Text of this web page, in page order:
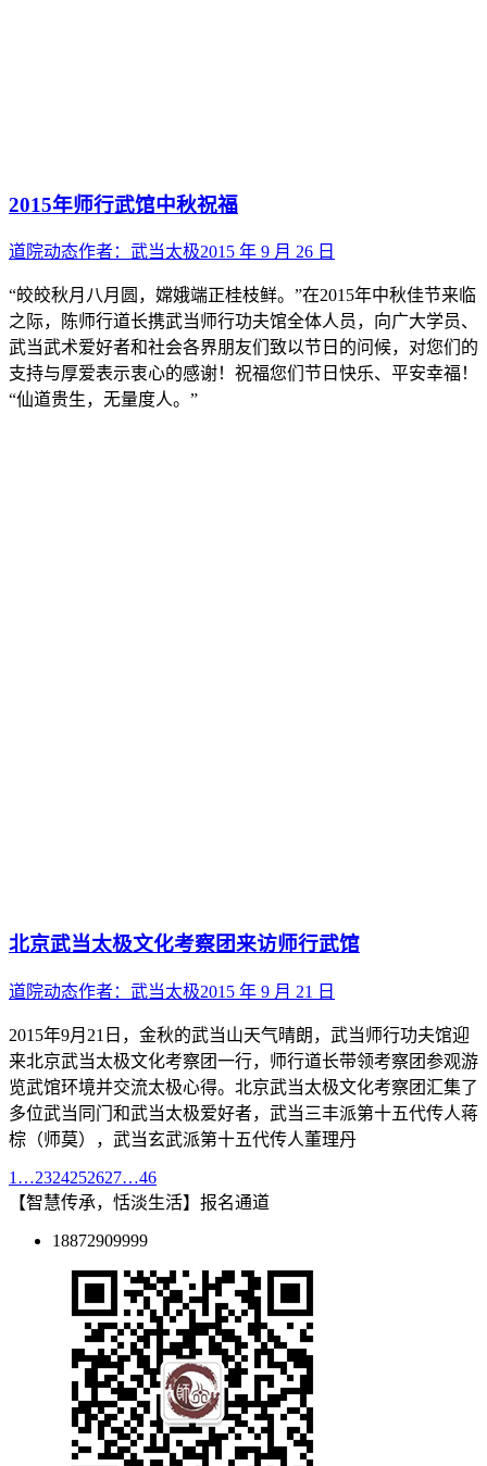
2015年师行武馆中秋祝福
道院动态作者： 武当太极2015 年 9 月 26 日
“皎皎秋月八月圆，嫦娥端正桂枝鲜。”在2015年中秋佳节来临
之际，陈师行道长携武当师行功夫馆全体人员，向广大学员、
武当武术爱好者和社会各界朋友们致以节日的问候，对您们的
支持与厚爱表示衷心的感谢！祝福您们节日快乐、平安幸福！
“仙道贵生，无量度人。”
北京武当太极文化考察团来访师行武馆
道院动态作者： 武当太极2015 年 9 月 21 日
2015年9月21日，金秋的武当山天气晴朗，武当师行功夫馆迎
来北京武当太极文化考察团一行，师行道长带领考察团参观游
览武馆环境并交流太极心得。北京武当太极文化考察团汇集了
多位武当同门和武当太极爱好者，武当三丰派第十五代传人蒋
棕（师莫），武当玄武派第十五代传人董理丹
1 …2324252627…46
【智慧传承，恬淡生活】报名通道
18872909999